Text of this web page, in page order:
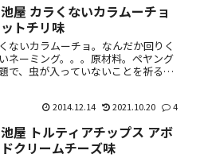
屋 カラくないカラムーチョ
トチリ味
ないカラムーチョ。なんだか回りく
ネーミング。。。原材料。ペヤング
で、虫が入っていないことを祈るこ
味でもない。極めて普通なお味。なん
2014.12.14 2021.10.20 4
屋 トルティアチップス アボ
クリームチーズ味